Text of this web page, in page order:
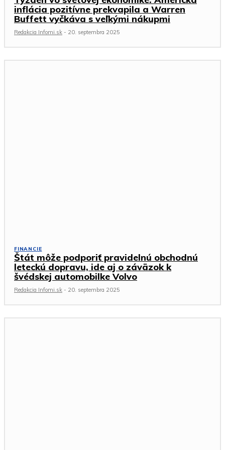
inflácia pozitívne prekvapila a Warren
Buffett vyčkáva s veľkými nákupmi
Redakcia Infomi.sk - 20. septembra 2025
FINANCIE
Štát môže podporiť pravidelnú obchodnú
leteckú dopravu, ide aj o záväzok k
švédskej automobilke Volvo
Redakcia Infomi.sk - 20. septembra 2025